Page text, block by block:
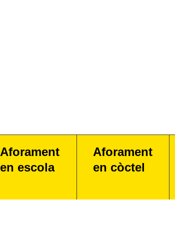
Aforament
en escola
Aforament
en còctel